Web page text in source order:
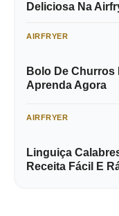
Deliciosa Na
AIRFRYER
Bolo De Churros
Aprenda Agora
AIRFRYER
Linguiça
Receita Fácil E